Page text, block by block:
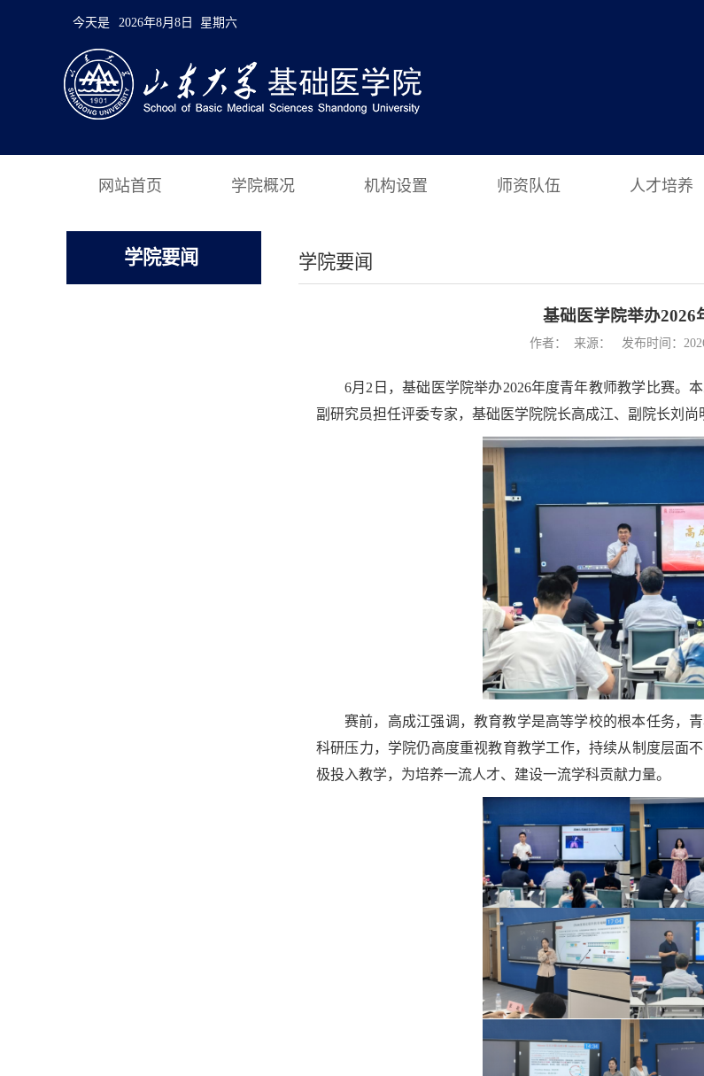
今天是 2026年8月8日 星期六
网站首页 学院概况 机构设置 师资队伍 人才培养
学院要闻 学院要闻
基础医学院举办2026
作者： 来源： 发布时间：
6月2日，基础医学院举办2026年度青年教师教学比赛。
副研究员担任评委专家，基础医学院院长高成江、副院长刘尚
赛前，高成江强调，教育教学是高等学校的根本任务，
科研压力，学院仍高度重视教育教学工作，持续从制度层面
极投入教学，为培养一流人才、建设一流学科贡献力量。